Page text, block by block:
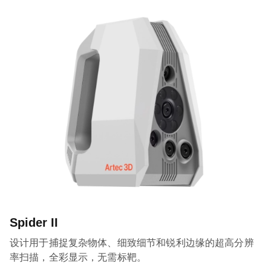
Spider II
设计用于捕捉复杂物体、细致细节和锐利边缘的超高分辨
率扫描，全彩显示，无需标靶。